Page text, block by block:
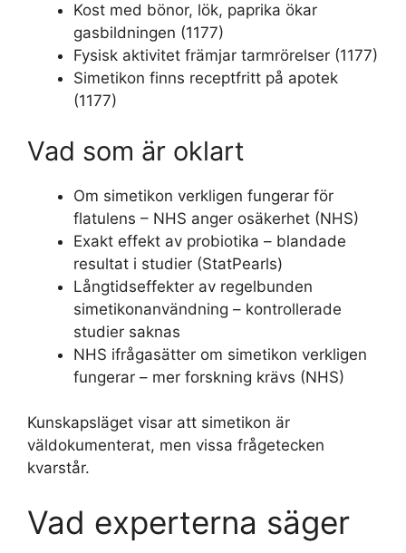
Kost med bönor, lök, paprika ökar
gasbildningen (1177)
Fysisk aktivitet främjar tarmrörelser (1177)
Simetikon finns receptfritt på apotek
(1177)
Vad som är oklart
Om simetikon verkligen fungerar för
flatulens – NHS anger osäkerhet (NHS)
Exakt effekt av probiotika – blandade
resultat i studier (StatPearls)
Långtidseffekter av regelbunden
simetikonanvändning – kontrollerade
studier saknas
NHS ifrågasätter om simetikon verkligen
fungerar – mer forskning krävs (NHS)
Kunskapsläget visar att simetikon är
väldokumenterat, men vissa frågetecken
kvarstår.
Vad experterna säger